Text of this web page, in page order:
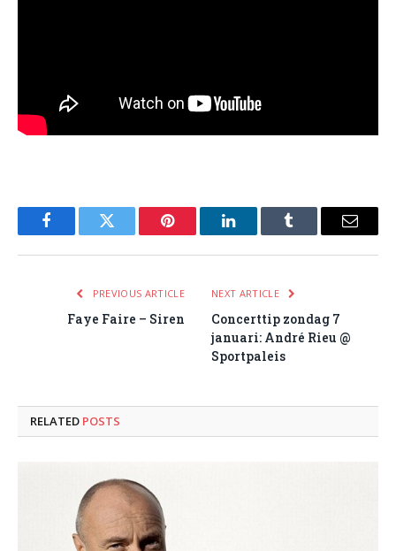
FacebookTwitter Pinterest LinkedInTumblr Email
PREVIOUS ARTICLE
Faye Faire – Siren
NEXT ARTICLE
Concerttip zondag 7
januari: André Rieu @
Sportpaleis
RELATED POSTS